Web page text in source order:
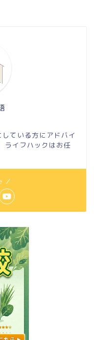
ている方にアドバイ
ライフハックはお任
／